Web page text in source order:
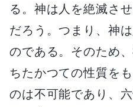
る。神は人を絶滅さ
だろう。つまり、神
のである。そのため
ちたかつての性質を
のは不可能であり、